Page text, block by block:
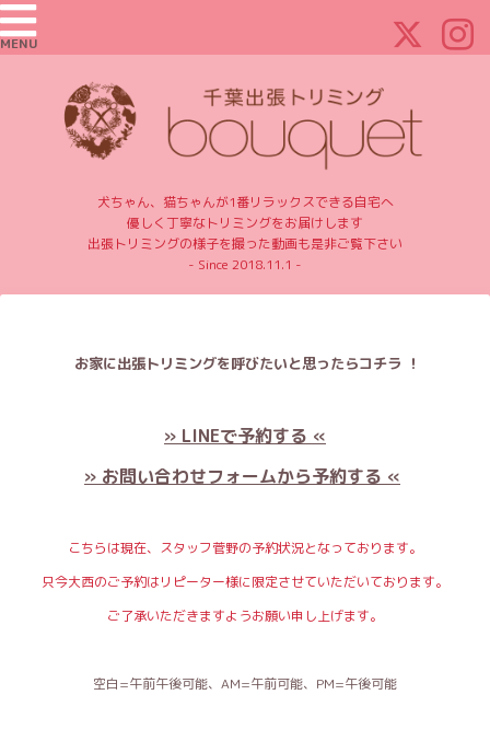
MENU
犬ちゃん、猫ちゃんが1番リラックスできる自宅へ
優しく丁寧なトリミングをお届けします
出張トリミングの様子を撮った動画も是非ご覧下さい
- Since 2018.11.1 -
お家に出張トリミングを呼びたいと思ったらコチラ ！
» LINEで予約する «
» お問い合わせフォームから予約する «
こちらは現在、スタッフ菅野の予約状況となっております。
只今大西のご予約はリピーター様に限定させていただいております。
ご了承いただきますようお願い申し上げます。
空白=午前午後可能、AM=午前可能、PM=午後可能